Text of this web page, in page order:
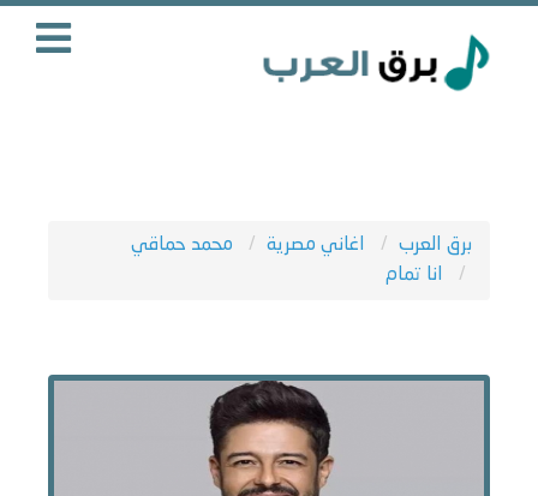
برق العرب اغاني مصرية
محمد حماقي
انا تمام